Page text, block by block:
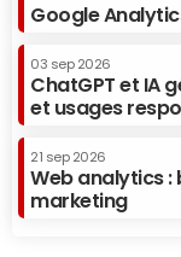
Google
03 sep 2026
ChatGPT et IA
et usages
21 sep 2026
Web analytics
marketing